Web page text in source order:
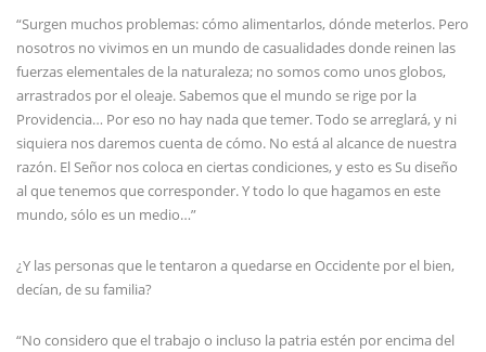
“Surgen muchos problemas: cómo alimentarlos, dónde meterlos. Pero
nosotros no vivimos en un mundo de casualidades donde reinen las
fuerzas elementales de la naturaleza; no somos como unos globos,
arrastrados por el oleaje. Sabemos que el mundo se rige por la
Providencia… Por eso no hay nada que temer. Todo se arreglará, y ni
siquiera nos daremos cuenta de cómo. No está al alcance de nuestra
razón. El Señor nos coloca en ciertas condiciones, y esto es Su diseño
al que tenemos que corresponder. Y todo lo que hagamos en este
mundo, sólo es un medio…”
¿Y las personas que le tentaron a quedarse en Occidente por el bien,
decían, de su familia?
“No considero que el trabajo o incluso la patria estén por encima del